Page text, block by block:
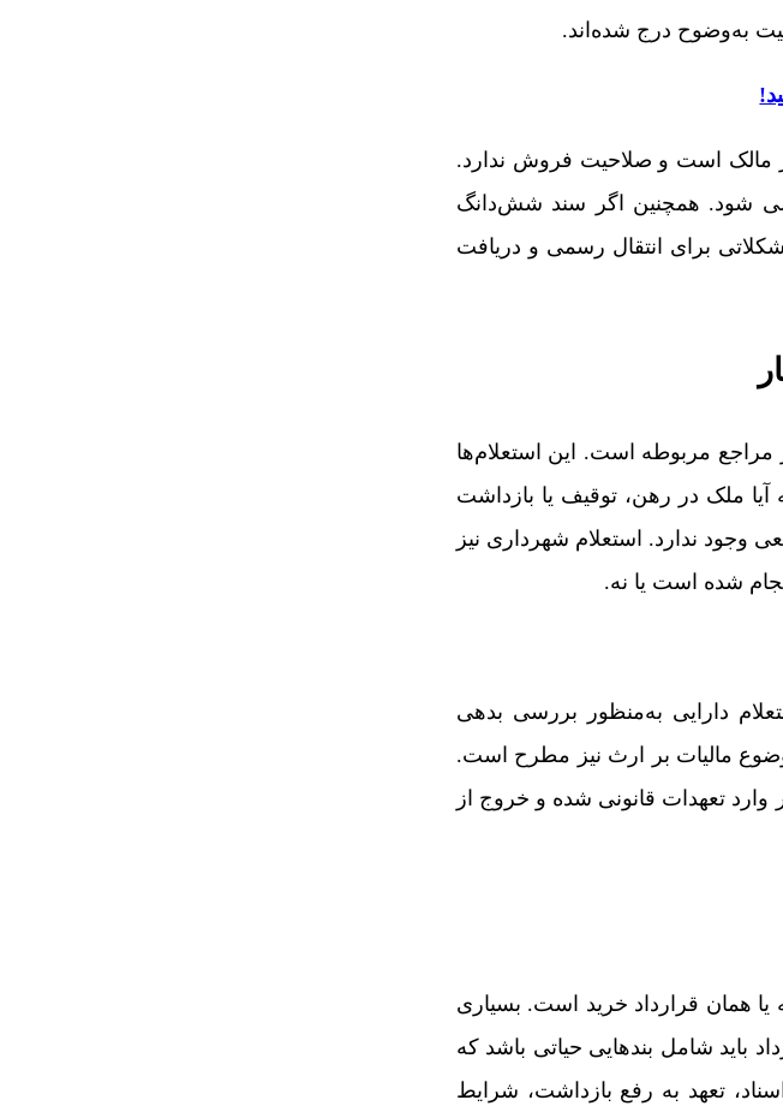
به‌وضوح درج شده‌اند.
مالک است و صلاحیت فروش ندارد.
شود. همچنین اگر سند شش‌دانگ
برای انتقال رسمی و دریافت
مراجع مربوطه است. این استعلام‌ها
ملک در رهن، توقیف یا بازداشت
وجود ندارد. استعلام شهرداری نیز
شده است یا نه.
دارایی به‌منظور بررسی بدهی
مالیات بر ارث نیز مطرح است.
وارد تعهدات قانونی شده و خروج از
یا همان قرارداد خرید است. بسیاری
شامل بندهایی حیاتی باشد که
تعهد به رفع بازداشت، شرایط